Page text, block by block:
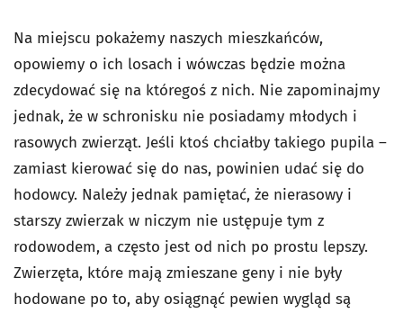
Na miejscu pokażemy naszych mieszkańców,
opowiemy o ich losach i wówczas będzie można
zdecydować się na któregoś z nich. Nie zapominajmy
jednak, że w schronisku nie posiadamy młodych i
rasowych zwierząt. Jeśli ktoś chciałby takiego pupila –
zamiast kierować się do nas, powinien udać się do
hodowcy. Należy jednak pamiętać, że nierasowy i
starszy zwierzak w niczym nie ustępuje tym z
rodowodem, a często jest od nich po prostu lepszy.
Zwierzęta, które mają zmieszane geny i nie były
hodowane po to, aby osiągnąć pewien wygląd są